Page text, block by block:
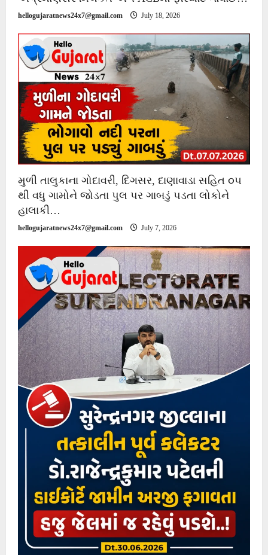
hellogujaratnews24x7@gmail.com July 18, 2026
મુળી તાલુકાના ગોદાવરી, દિગસર, દાણાવાડા સહિત ૦૫
થી વધુ ગામોને જોડતા પુલ પર ગાબડું પડતા લોકોને
હાલાકી…
hellogujaratnews24x7@gmail.com July 7, 2026